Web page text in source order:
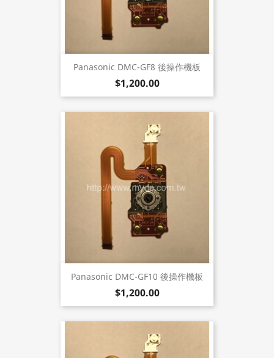
Panasonic DMC-GF8 後操作機板
$1,200.00
Panasonic DMC-GF10 後操作機板
$1,200.00